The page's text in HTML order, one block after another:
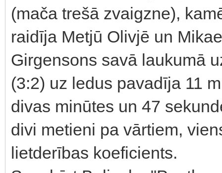
(mača trešā zvaigzne),
raidīja Metjū Olivjē un
Girgensons savā laukumā
(3:2) uz ledus pavadīja 11
divas minūtes un 47
divi metieni pa vārtiem,
lietderības koeficients.